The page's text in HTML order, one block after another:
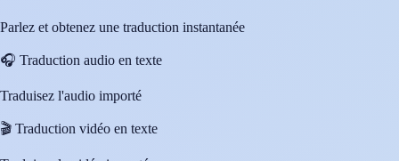
Parlez et obtenez une traduction instantanée
🎧 Traduction audio en texte
Traduisez l'audio importé
🎬 Traduction vidéo en texte